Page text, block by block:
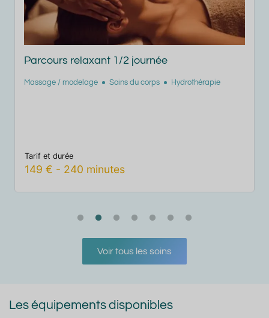
Parcours relaxant 2 demi-journées
Massage / modelage Soins du corps Hydrothérapie
Tarif et durée
289 € - 480 minutes
Voir tous les soins
Les équipements disponibles